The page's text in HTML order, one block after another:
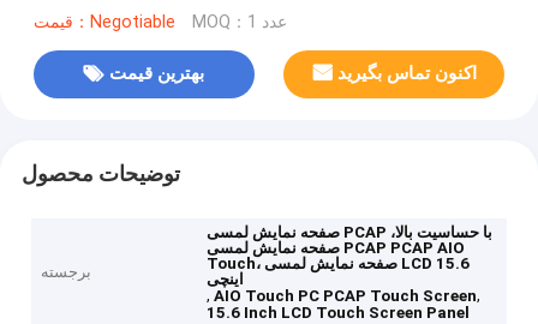
قیمت：Negotiable MOQ：1 عدد
بهترین قیمت اکنون تماس بگیرید
توضیحات محصول
برجسته
صفحه نمایش لمسی PCAP با حساسیت بالا،
صفحه نمایش لمسی PCAP PCAP AIO
Touch، صفحه نمایش لمسی LCD 15.6
اینچی
,AIO Touch PC PCAP Touch Screen,
15.6 Inch LCD Touch Screen Panel